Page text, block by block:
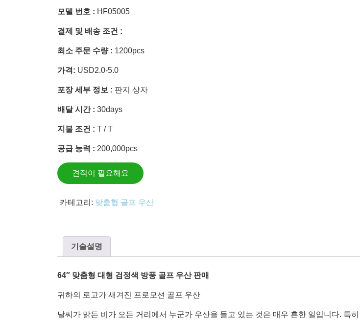
모델 번호 : HF05005
결제 및 배송 조건 :
최소 주문 수량 : 1200pcs
가격: USD2.0-5.0
포장 세부 정보 : 판지 상자
배달 시간 : 30days
지불 조건 : T / T
공급 능력 : 200,000pcs
견적이 필요해요
카테고리: 맞춤형 골프 우산
기술설명
64″ 맞춤형 대형 검정색 방풍 골프 우산 판매
귀하의 로고가 새겨진 프로모션 골프 우산
날씨가 맑든 비가 오든 거리에서 누군가 우산을 들고 있는 것은 매우 흔한 일입니다. 특